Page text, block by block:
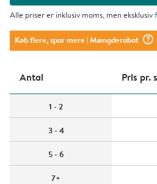
Alle priser er inklusiv moms, men eksklusiv
Køb flere, spar mere| Mængderabat question_mark_circle
Antal Pris pr.
1 - 2
3 - 4
5 - 6
7+